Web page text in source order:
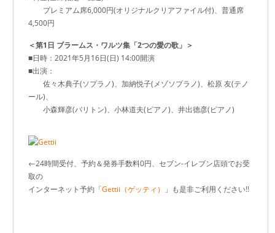
プレミアム席6,000円(オリジナルクリアファイル付)、普通席
4,500円
＜第1日 ブラームス・ワルツ集「2つの愛の歌」＞
■日時：2021年5月16日(日) 14:00開演
■出演：
佐々木典子(ソプラノ)、加納悦子(メゾソプラノ)、松原 友(テノ
ール)、
小森輝彦(バリトン)、小林道夫(ピアノ)、井出德彦(ピアノ)
←24時間受付、予約＆発券手数料0円、セブン-イレブン店頭でお受
取の
インターネット予約「Gettii（ゲッティ） 」も是非ご利用ください!!